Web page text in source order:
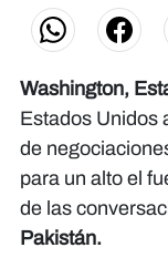
Washington,
Estados Unidos
de
para un alto el
de las
Pakistán.